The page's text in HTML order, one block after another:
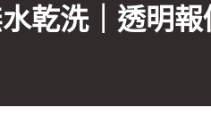
乾洗｜透明